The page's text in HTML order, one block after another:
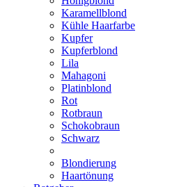
Karamellblond
Kühle Haarfarbe
Kupfer
Kupferblond
Lila
Mahagoni
Platinblond
Rot
Rotbraun
Schokobraun
Schwarz
Blondierung
Haartönung